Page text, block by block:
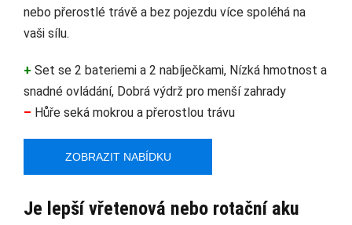
nebo přerostlé trávě a bez pojezdu více spoléhá na
vaši sílu.
+ Set se 2 bateriemi a 2 nabíječkami, Nízká hmotnost a
snadné ovládání, Dobrá výdrž pro menší zahrady
– Hůře seká mokrou a přerostlou trávu
ZOBRAZIT NABÍDKU
Je lepší vřetenová nebo rotační aku